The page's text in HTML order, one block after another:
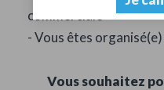
commerciale
- Vous êtes
Vous souhaitez